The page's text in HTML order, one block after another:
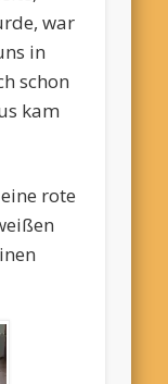
war
in
schon
kam
rote